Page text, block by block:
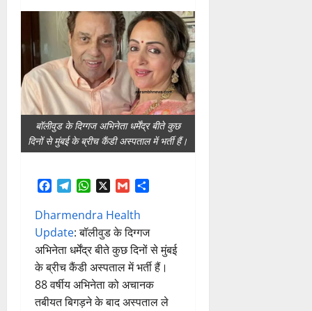
बॉलीवुड के दिग्गज अभिनेता धर्मेंद्र बीते कुछ
दिनों से मुंबई के ब्रीच कैंडी अस्पताल में भर्ती हैं।
Facebook
TelegramWhatsAppGmail
Dharmendra Health
Update: बॉलीवुड के दिग्गज
अभिनेता धर्मेंद्र बीते कुछ दिनों से मुंबई
के ब्रीच कैंडी अस्पताल में भर्ती हैं।
88 वर्षीय अभिनेता को अचानक
तबीयत बिगड़ने के बाद अस्पताल ले